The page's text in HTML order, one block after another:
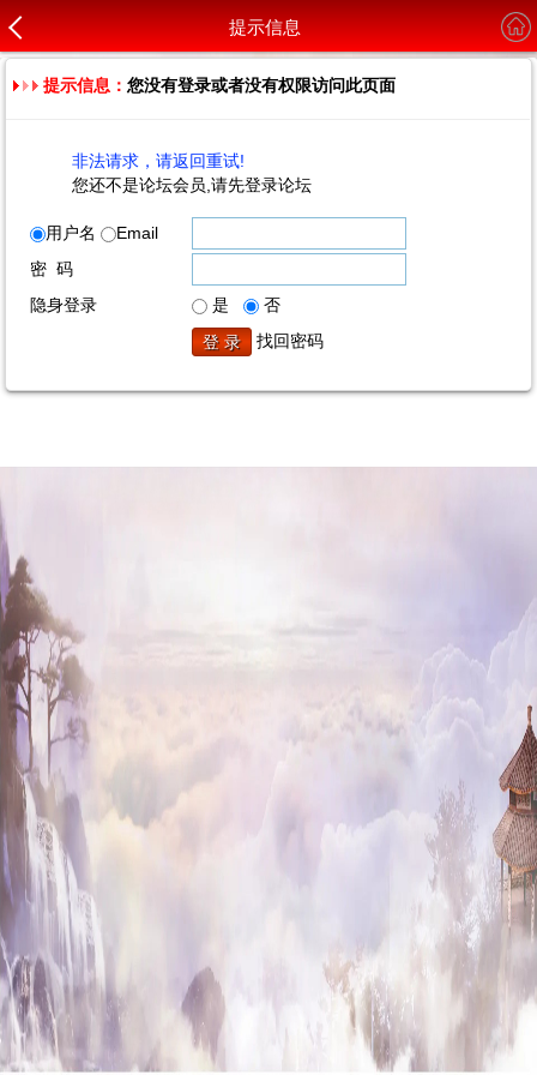
提示信息
提示信息：您没有登录或者没有权限访问此页面
非法请求，请返回重试!
您还不是论坛会员,请先登录论坛
用户名
Email
密 码
隐身登录
是
否
找回密码